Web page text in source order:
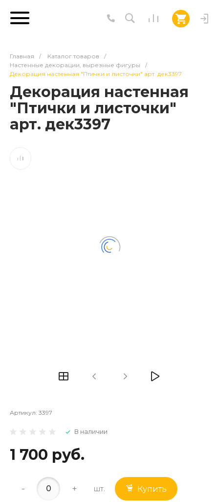
Главная / Каталог товаров
/
Настенные декорации, вырезные фигуры
/
Декорация настенная "Птички и листочки" арт. дек3397
Декорация настенная
"Птички и листочки"
арт. дек3397
Артикул: 3397
В наличии
1 700 руб.
- + шт. Купить